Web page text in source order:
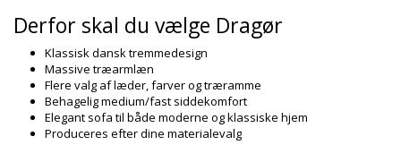
Derfor skal du vælge Dragør
Klassisk dansk tremmedesign
Massive træarmlæn
Flere valg af læder, farver og træramme
Behagelig medium/fast siddekomfort
Elegant sofa til både moderne og klassiske hjem
Produceres efter dine materialevalg